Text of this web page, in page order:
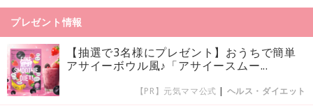
プレゼント情報
【抽選で3名様にプレゼント】おうちで簡単
アサイーボウル風♪「アサイースムー...
【PR】元気ママ公式 | ヘルス・ダイエット